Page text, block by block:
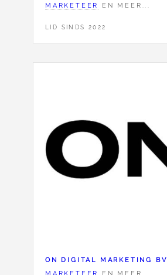
MARKETEER
EN MEER...
LID SINDS 2022
ON DIGITAL MARKETING BV